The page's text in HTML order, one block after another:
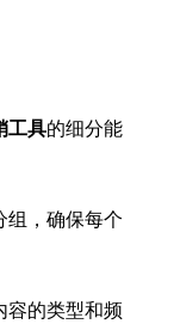
工具的细分能
组，确保每个
容的类型和频